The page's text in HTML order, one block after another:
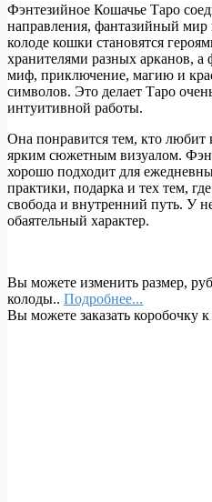
Фэнтезийное Кошачье Таро
направления, фантазийный мир
колоде кошки становятся
хранителями разных арканов, а
миф, приключение, магию и
символов. Это делает Таро
интуитивной работы.
Она понравится тем, кто любит
ярким сюжетным визуалом.
хорошо подходит для
практики, подарка и тех тем,
свобода и внутренний путь. У
обаятельный характер.
Вы можете изменить размер,
колоды.. Подробнее...
Вы можете заказать коробочку к